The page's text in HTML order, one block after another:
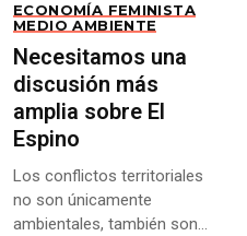
ECONOMÍA FEMINISTA
MEDIO AMBIENTE
Necesitamos una
discusión más
amplia sobre El
Espino
Los conflictos territoriales
no son únicamente
ambientales, también son